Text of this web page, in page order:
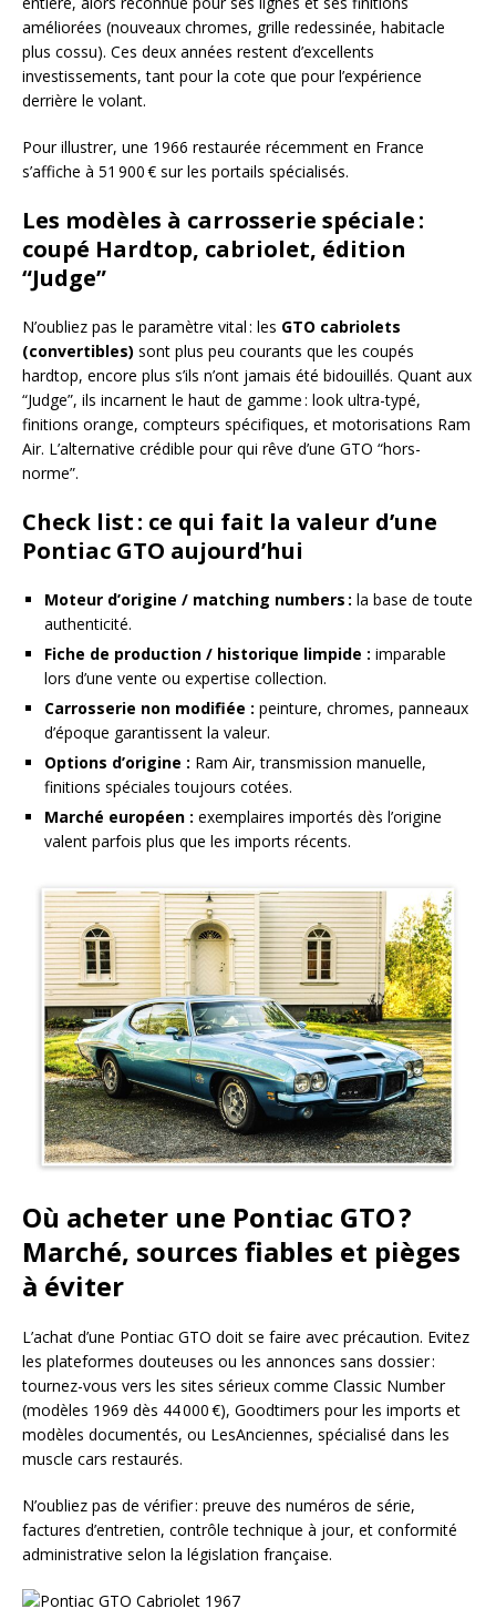
améliorées (nouveaux chromes, grille redessinée, habitacle
plus cossu). Ces deux années restent d’excellents
investissements, tant pour la cote que pour l’expérience
derrière le volant.
Pour illustrer, une 1966 restaurée récemment en France
s’affiche à 51 900 € sur les portails spécialisés.
Les modèles à carrosserie spéciale :
coupé Hardtop, cabriolet, édition
“Judge”
N’oubliez pas le paramètre vital : les GTO cabriolets
(convertibles) sont plus peu courants que les coupés
hardtop, encore plus s’ils n’ont jamais été bidouillés. Quant aux
“Judge”, ils incarnent le haut de gamme : look ultra-typé,
finitions orange, compteurs spécifiques, et motorisations Ram
Air. L’alternative crédible pour qui rêve d’une GTO “hors-
norme”.
Check list : ce qui fait la valeur d’une
Pontiac GTO aujourd’hui
Moteur d’origine / matching numbers : la base de toute
authenticité.
Fiche de production / historique limpide : imparable
lors d’une vente ou expertise collection.
Carrosserie non modifiée : peinture, chromes, panneaux
d’époque garantissent la valeur.
Options d’origine : Ram Air, transmission manuelle,
finitions spéciales toujours cotées.
Marché européen : exemplaires importés dès l’origine
valent parfois plus que les imports récents.
Où acheter une Pontiac GTO ?
Marché, sources fiables et pièges
à éviter
L’achat d’une Pontiac GTO doit se faire avec précaution. Evitez
les plateformes douteuses ou les annonces sans dossier :
tournez-vous vers les sites sérieux comme Classic Number
(modèles 1969 dès 44 000 €), Goodtimers pour les imports et
modèles documentés, ou LesAnciennes, spécialisé dans les
muscle cars restaurés.
N’oubliez pas de vérifier : preuve des numéros de série,
factures d’entretien, contrôle technique à jour, et conformité
administrative selon la législation française.